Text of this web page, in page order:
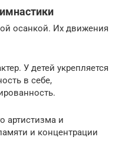
осанкой. Их движения
У детей укрепляется
в себе,
артистизма и
и концентрации